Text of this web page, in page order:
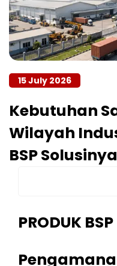
15 July 2026
Kebutuhan
Wilayah
BSP Solusinya
PRODUK BSP